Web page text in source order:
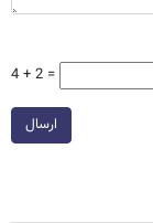
4 + 2 =
ارسال